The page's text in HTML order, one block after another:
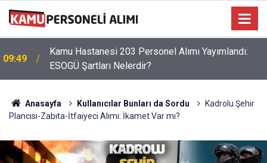
09:49
Kamu Hastanesi 203 Personel Alımı Yayımlandı:
ESOGÜ Şartları Nelerdir?
Anasayfa Kullanıcılar Bunları da Sordu
Kadrolu Şehir
Plancısı-Zabıta-İtfaiyeci Alımı: İkamet Var mı?